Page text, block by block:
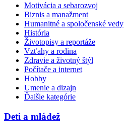
Motivácia a sebarozvoj
Biznis a manažment
Humanitné a spoločenské vedy
História
Životopisy a reportáže
Vzťahy a rodina
Zdravie a životný štýl
Počítače a internet
Hobby
Umenie a dizajn
Ďalšie kategórie
Deti a mládež